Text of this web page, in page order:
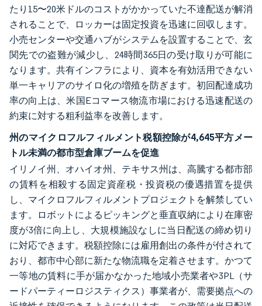
たり15〜20米ドルのコストがかかっていた不達配送が解消
されることで、ロッカーは固定投資を迅速に回収します。
小売センターや交通ハブがシステムを設置することで、玄
関先での盗難が減少し、24時間365日の受け取りが可能に
なります。共有インフラにより、資本を有効活用できない
単一キャリアのサイロ化の増殖を防ぎます。初回配達成功
率の向上は、米国Eコマース物流市場における迅速配送の
約束に対する粗利益率を改善します。
州のマイクロフルフィルメント税額控除が4,645平方メー
トル未満の都市型倉庫ブームを促進
イリノイ州、オハイオ州、テキサス州は、高騰する都市部
の賃料を相殺する固定資産税・投資税の優遇措置を提供
し、マイクロフルフィルメントプロジェクトを解禁してい
ます。ロボットによるピッキングと垂直収納により在庫密
度が3倍に向上し、大規模施設なしに当日配送の締め切り
に対応できます。税額控除には雇用創出の条件が付されて
おり、都市中心部に新たな物流職を定着させます。かつて
一等地の賃料に手が届かなかった地域小売業者や3PL（サ
ードパーティーロジスティクス）事業者が、需要拠点への